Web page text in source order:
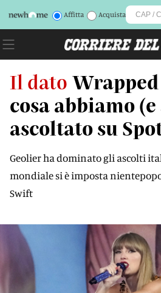
Affitta Acquista
Il dato
cosa abbiamo (e
ascoltato su
Geolier ha dominato gli ascolti
mondiale si è imposta
Swift